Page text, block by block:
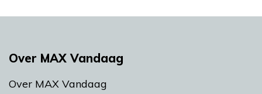
Over MAX Vandaag
Over MAX Vandaag